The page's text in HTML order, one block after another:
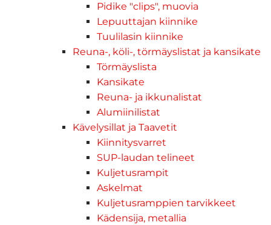
Pidike "clips", muovia
Lepuuttajan kiinnike
Tuulilasin kiinnike
Reuna-, köli-, törmäyslistat ja kansikate
Törmäyslista
Kansikate
Reuna- ja ikkunalistat
Alumiinilistat
Kävelysillat ja Taavetit
Kiinnitysvarret
SUP-laudan telineet
Kuljetusrampit
Askelmat
Kuljetusramppien tarvikkeet
Kädensija, metallia